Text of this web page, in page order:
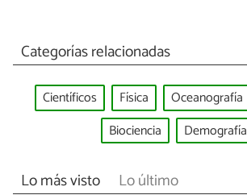
Categorías relacionadas
Científicos Física Oceanografía
Biociencia
Demografía
Lo más visto Lo último